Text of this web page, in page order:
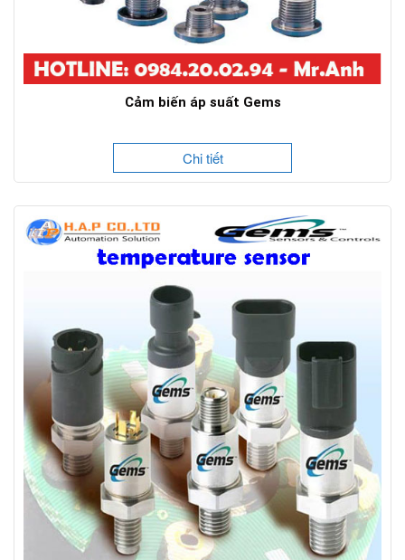
Cảm biến áp suất Gems
Chi tiết